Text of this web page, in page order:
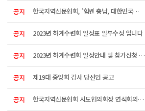
공지
한국지역신문협회, '힘쎈 충남, 대한민국의 힘' 공유
공지
2023년 하계수련회 일정표 일부수정 입니다
공지
2023년 하계수련회 일정안내 및 참가신청 접수
공지
제19대 중앙회 감사 당선인 공고
공지
한국지역신문협회 시도협의회장 연석회의 개최